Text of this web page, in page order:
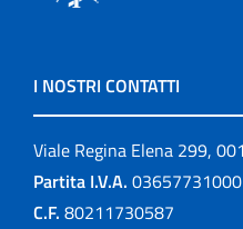
I NOSTRI CONTATTI
Viale Regina Elena 299,
Partita I.V.A. 03657731000
C.F. 80211730587